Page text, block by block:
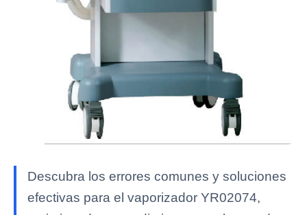
Descubra los errores comunes y soluciones
efectivas para el vaporizador YR02074,